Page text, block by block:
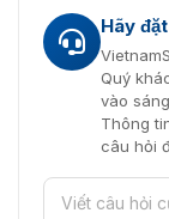
Hãy
Quý
vào
Thông
câu hỏi